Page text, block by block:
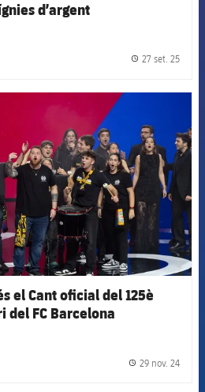
d’argent
27 set. 25
FCB Barcelona badge
el Cant oficial del 125è
del FC Barcelona
29 nov. 24